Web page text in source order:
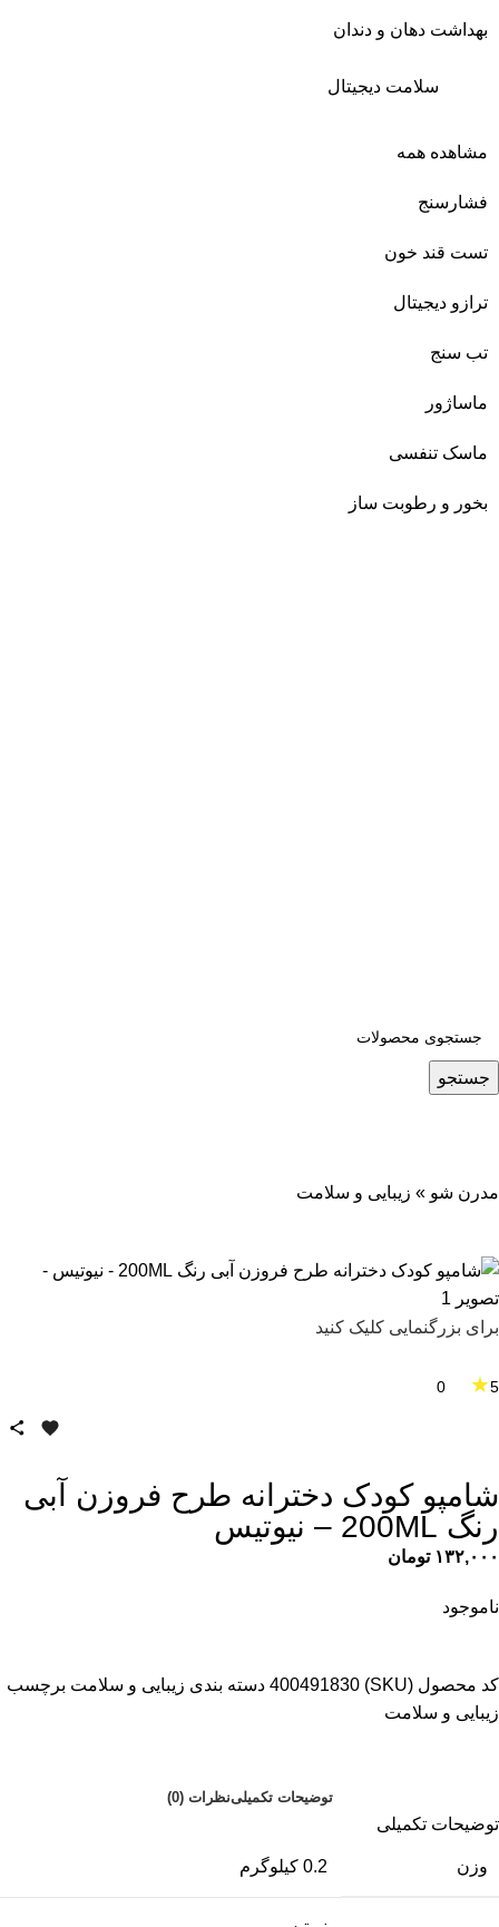
بهداشت دهان و دندان
سلامت دیجیتال
مشاهده همه
فشارسنج
تست قند خون
ترازو دیجیتال
تب سنج
ماساژور
ماسک تنفسی
بخور و رطوبت ساز
جستجو
مدرن شو » زیبایی و سلامت
برای بزرگنمایی کلیک کنید
5
★
شامپو کودک دخترانه طرح فروزن آبی
رنگ 200ML – نیوتیس
۱۳۲,۰۰۰ تومان
ناموجود
کد محصول (SKU) 400491830 دسته بندی زیبایی و سلامت برچسب
زیبایی و سلامت
توضیحات تکمیلینظرات (0)
توضیحات تکمیلی
وزن 0.2 کیلوگرم